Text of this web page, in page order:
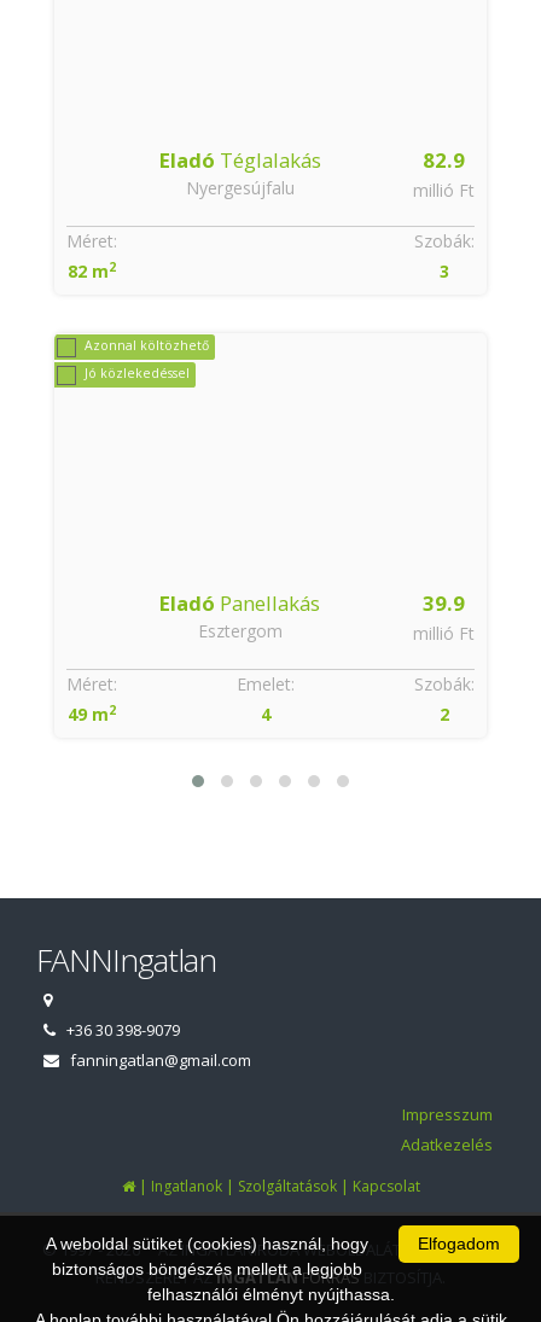
82.9
millió Ft
Eladó Téglalakás
Nyergesújfalu
Szobák:
3
Méret:
82 m2
Azonnal költözhető
Jó közlekedéssel
39.9
millió Ft
Eladó Panellakás
Esztergom
Szobák:
2
Méret:
49 m2
Emelet:
4
FANNIngatlan
+36 30 398-9079
fanningatlan@gmail.com
Impresszum
Adatkezelés
| Ingatlanok| Szolgáltatások| Kapcsolat
© 1997 - 2026 AZ INGATLANIRODA WEBOLDALÁT ÉS ÜGYVITELI
RENDSZERÉT AZINGATLANFORRÁSBIZTOSÍTJA.
Elfogadom
A weboldal sütiket (cookies) használ, hogy
biztonságos böngészés mellett a legjobb
felhasználói élményt nyújthassa.